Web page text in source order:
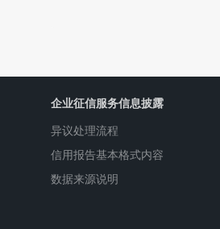
企业征信服务信息披露
异议处理流程
信用报告基本格式内容
数据来源说明